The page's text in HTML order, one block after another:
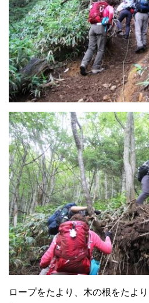
ロープをたより、木の根をたよ